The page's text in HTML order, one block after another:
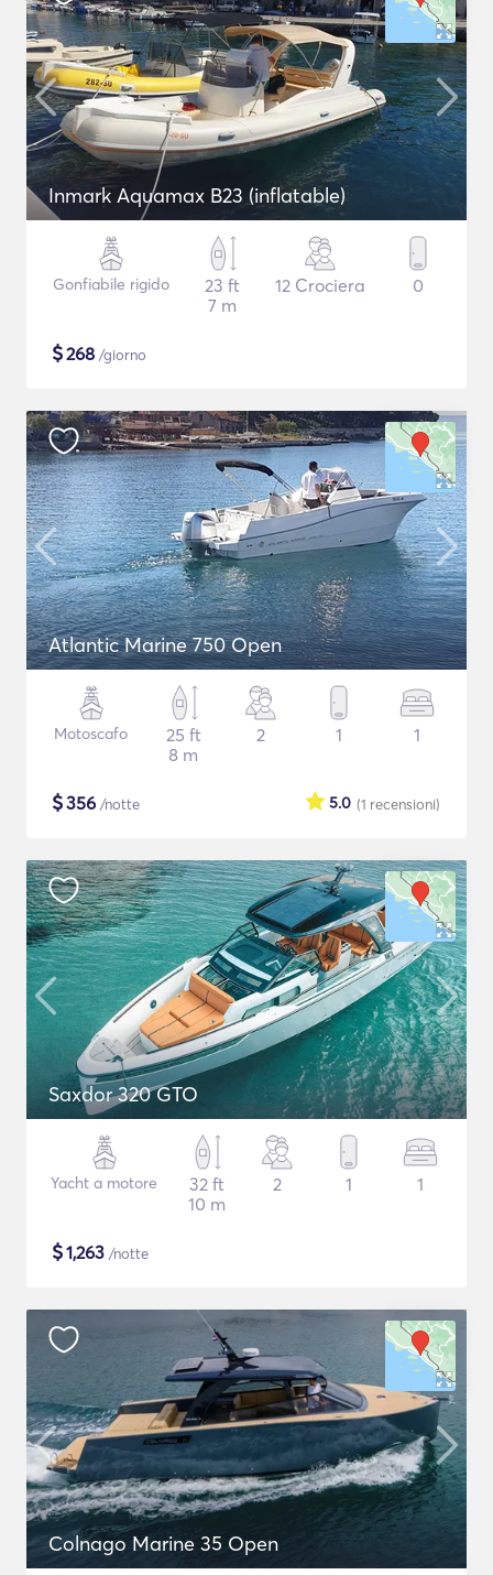
Inmark Aquamax B23 (inflatable)
Gonfiabile rigido
23 ft
7 m
12 Crociera 0
$268 /giorno
Atlantic Marine 750 Open
Motoscafo
25 ft
8 m
2 1 1
$356 /notte (1 recensioni)
5.0
Saxdor 320 GTO
Yacht a motore
32 ft
10 m
2 1 1
$1,263 /notte
Colnago Marine 35 Open